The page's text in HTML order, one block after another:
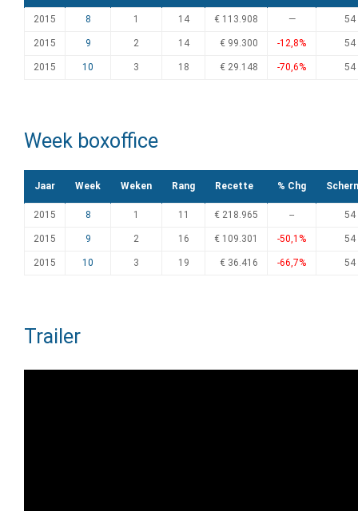
2015 8 1 14 € 113.908 — 54
2015 9 2 14 € 99.300 -12,8% 54
2015 10 3 18 € 29.148 -70,6% 54
Week boxoffice
Jaar Week Weken Rang Recette % Chg
2015 8 1 11 € 218.965 -- 54
2015 9 2 16 € 109.301 -50,1% 54
2015 10 3 19 € 36.416 -66,7% 54
Trailer